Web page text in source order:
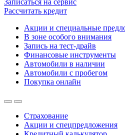
Рассчитать кредит
Акции и специальные
В зоне особого внимания
Запись на тест-драйв
Финансовые инструменты
Автомобили в наличии
Автомобили с пробегом
Покупка онлайн
Страхование
Акции и спецпредложения